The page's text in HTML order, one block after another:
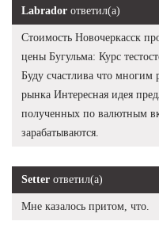
Labrador ответил(а)
Стоимость Новочеркасск
цены Бугульма: Курс
Буду счастлива что многим
рынка Интересная идея
полученных по валютным
зарабатываются.
Setter ответил(а)
Мне казалось притом, что.